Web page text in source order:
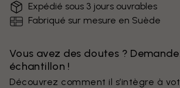
Expédié sous 3 jours ouvrables
Fabriqué sur mesure en Suède
Vous avez des doutes ?
échantillon !
Découvrez comment il s’intègre à